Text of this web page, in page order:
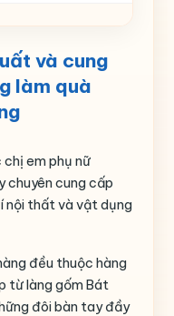
và cung
làm quà
chị em phụ nữ
chuyên cung cấp
nội thất và vật dụng
đều thuộc hàng
từ làng gốm Bát
đôi bàn tay đầy